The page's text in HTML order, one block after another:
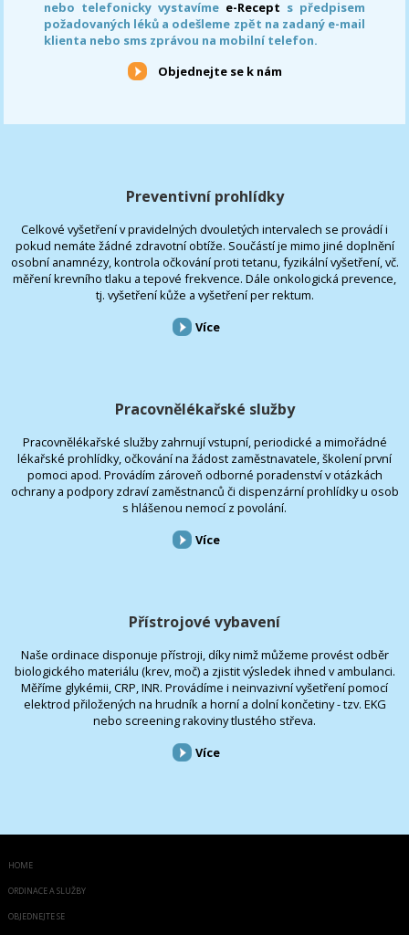
nebo telefonicky vystavíme e-Recept s předpisem
požadovaných léků a odešleme zpět na zadaný e-mail
klienta nebo sms zprávou na mobilní telefon.
Objednejte se k nám
Preventivní prohlídky
Celkové vyšetření v pravidelných dvouletých intervalech se provádí i
pokud nemáte žádné zdravotní obtíže. Součástí je mimo jiné doplnění
osobní anamnézy, kontrola očkování proti tetanu, fyzikální vyšetření, vč.
měření krevního tlaku a tepové frekvence. Dále onkologická prevence,
tj. vyšetření kůže a vyšetření per rektum.
Více
Pracovnělékařské služby
Pracovnělékařské služby zahrnují vstupní, periodické a mimořádné
lékařské prohlídky, očkování na žádost zaměstnavatele, školení první
pomoci apod. Provádím zároveň odborné poradenství v otázkách
ochrany a podpory zdraví zaměstnanců či dispenzární prohlídky u osob
s hlášenou nemocí z povolání.
Více
Přístrojové vybavení
Naše ordinace disponuje přístroji, díky nimž můžeme provést odběr
biologického materiálu (krev, moč) a zjistit výsledek ihned v ambulanci.
Měříme glykémii, CRP, INR. Provádíme i neinvazivní vyšetření pomocí
elektrod přiložených na hrudník a horní a dolní končetiny - tzv. EKG
nebo screening rakoviny tlustého střeva.
Více
HOME
ORDINACE A SLUŽBY
OBJEDNEJTE SE